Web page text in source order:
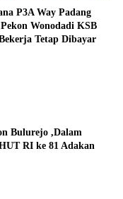
P3A Way Padang
Wonodadi KSB
Tetap Dibayar
Bulurejo ,Dalam
RI ke 81 Adakan